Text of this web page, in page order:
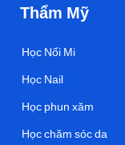
Thẩm Mỹ
Học Nối Mi
Học Nail
Học phun xăm
Học chăm sóc da